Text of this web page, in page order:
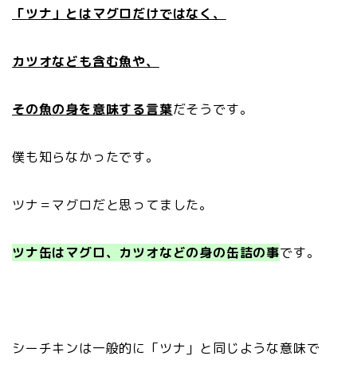
「ツナ」とはマグロだけではなく、
カツオなども含む魚や、
その魚の身を意味する言葉だそうです。
僕も知らなかったです。
ツナ＝マグロだと思ってました。
ツナ缶はマグロ、カツオなどの身の缶詰の事です。
シーチキンは一般的に「ツナ」と同じような意味で